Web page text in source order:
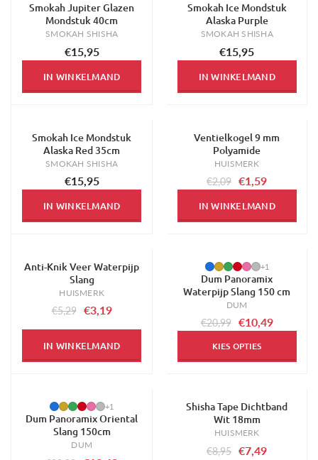
Smokah Jupiter Glazen
Mondstuk 40cm
SMOKAH SHISHA
€15,95
IN WINKELMAND
Smokah Ice Mondstuk
Alaska Purple
SMOKAH SHISHA
€15,95
IN WINKELMAND
Smokah Ice Mondstuk
Alaska Red 35cm
SMOKAH SHISHA
€15,95
IN WINKELMAND
-24%Ventielkogel 9 mm
Polyamide
HUISMERK
€2,09 €1,59
IN WINKELMAND
-40%
Anti-Knik Veer Waterpijp
Slang
HUISMERK
€5,29 €3,19
IN WINKELMAND
+1
Dum Panoramix
Waterpijp Slang 150 cm
DUM
€20,99 €10,49
KIES OPTIES
+1
Dum Panoramix Oriental
Slang 150cm
DUM
-16%
Shisha Tape Dichtband
Wit 18mm
HUISMERK
€8,95 €7,49